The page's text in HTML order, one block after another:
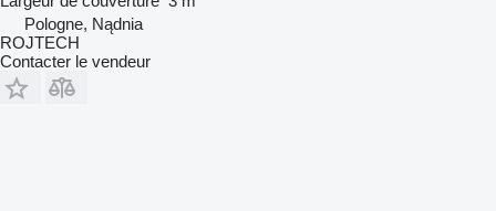
Pologne, Nądnia
ROJTECH
Contacter le vendeur